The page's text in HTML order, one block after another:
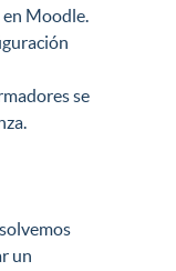
Moodle.
se
un